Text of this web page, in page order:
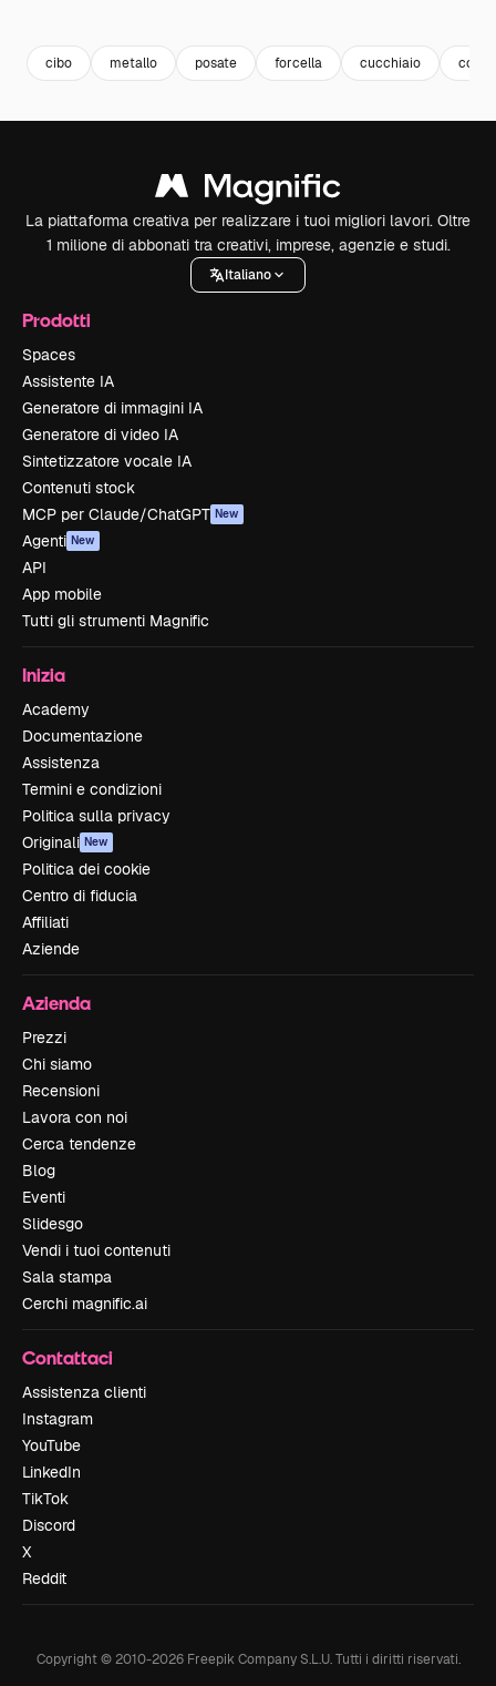
cibo metallo posate forcella cucchiaio
La piattaforma creativa per realizzare i tuoi migliori lavori. Oltre
1 milione di abbonati tra creativi, imprese, agenzie e studi.
Italiano
Prodotti
Spaces
Assistente IA
Generatore di immagini IA
Generatore di video IA
Sintetizzatore vocale IA
Contenuti stock
MCP per Claude/ChatGPT New
Agenti New
API
App mobile
Tutti gli strumenti Magnific
Inizia
Academy
Documentazione
Assistenza
Termini e condizioni
Politica sulla privacy
Originali New
Politica dei cookie
Centro di fiducia
Affiliati
Aziende
Azienda
Prezzi
Chi siamo
Recensioni
Lavora con noi
Cerca tendenze
Blog
Eventi
Slidesgo
Vendi i tuoi contenuti
Sala stampa
Cerchi magnific.ai
Contattaci
Assistenza clienti
Instagram
YouTube
LinkedIn
TikTok
Discord
X
Reddit
Copyright © 2010-2026Freepik Company S.L.U. Tutti i diritti riservati.